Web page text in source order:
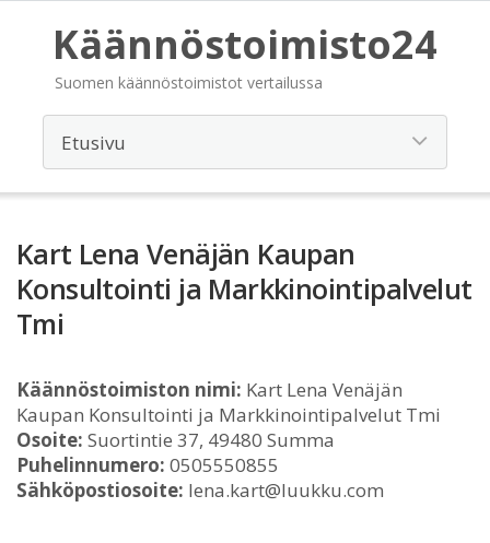
Käännöstoimisto24
Suomen käännöstoimistot vertailussa
Kart Lena Venäjän Kaupan
Konsultointi ja Markkinointipalvelut
Tmi
Käännöstoimiston nimi: Kart Lena Venäjän
Kaupan Konsultointi ja Markkinointipalvelut Tmi
Osoite: Suortintie 37, 49480 Summa
Puhelinnumero: 0505550855
Sähköpostiosoite: lena.kart@luukku.com